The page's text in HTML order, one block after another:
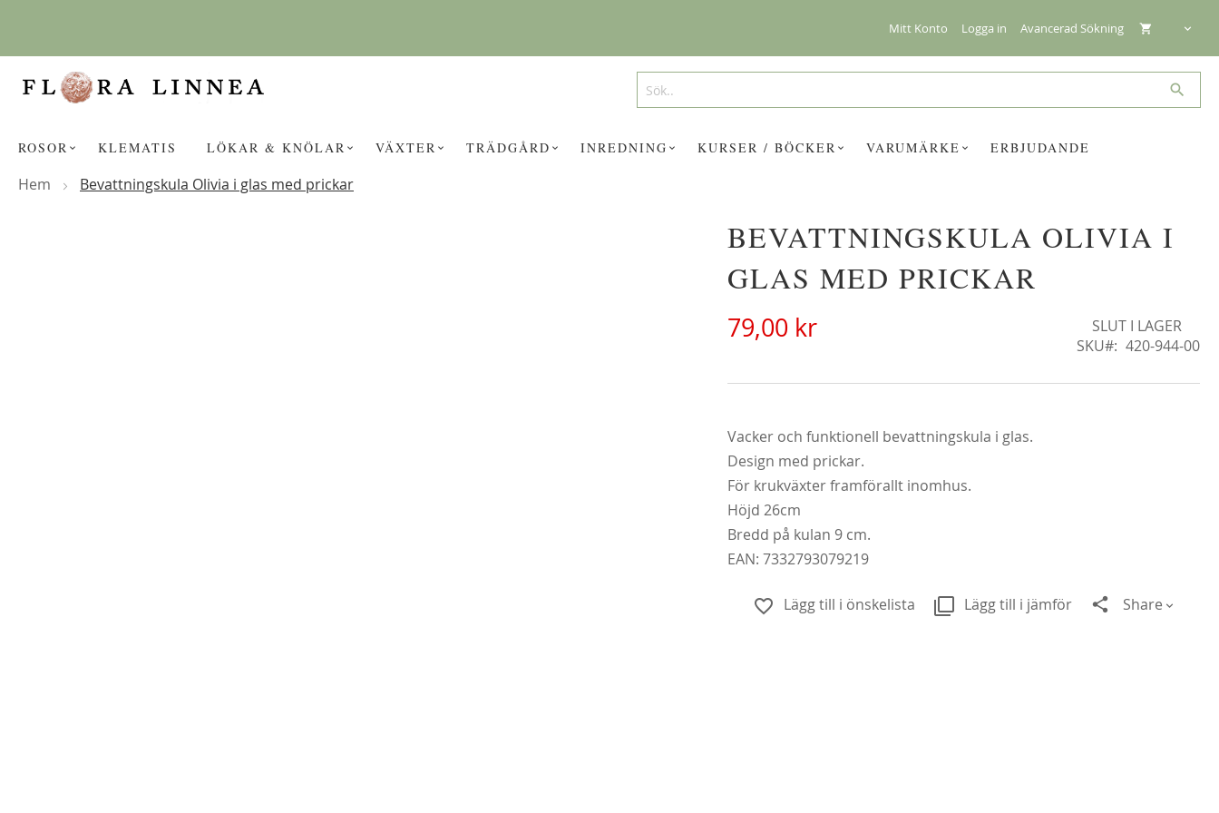
Mitt Konto Logga in Avancerad Sökning
innehållet
Search
Search
ROSOR
KLEMATIS LÖKAR & KNÖLAR VÄXTER TRÄDGÅRD INREDNING KURSER / BÖCKER VARUMÄRKE ERBJUDANDE
Hem Bevattningskula Olivia i glas med prickar
KANSKE NÅGON AV DESSA PRODUKTER KAN INTRESSERA DIG?BEVATTNINGSKULA OLIVIA I
GLAS MED PRICKAR
79,00 kr
SLUT I LAGER
SKU
420-944-00
Vacker och funktionell bevattningskula i glas.
Design med prickar.
För krukväxter framförallt inomhus.
Höjd 26cm
Bredd på kulan 9 cm.
EAN:7332793079219
Lägg till i önskelista Lägg till i jämför Share